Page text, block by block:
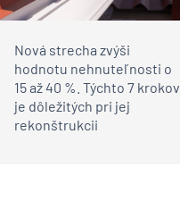
Nová strecha zvýši
hodnotu nehnuteľnosti o
15 až 40 %. Týchto 7 krokov
je dôležitých pri jej
rekonštrukcii